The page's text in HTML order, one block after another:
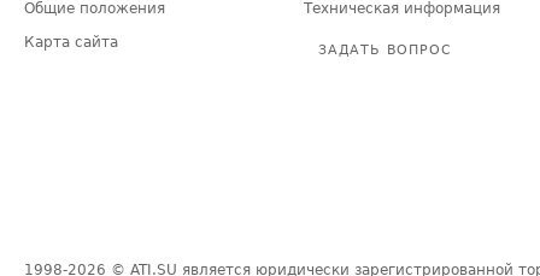
Общие положения
Карта сайта
Техническая информация
ЗАДАТЬ ВОПРОС
1998-2026 © ATI.SU является юридически зарегистрированной